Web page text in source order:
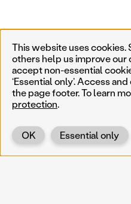
This website uses cookies.
others help us improve our
accept non-essential
‘Essential only’. Access
the page footer. To learn
protection.
Essential only
OK